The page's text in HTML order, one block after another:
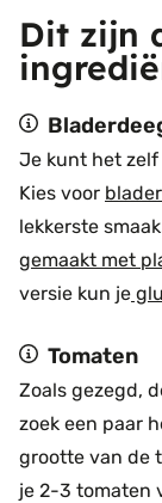
Dit zijn
Je kunt het zelf
Kies voor
lekkerste
gemaakt met
versie kun je
Tomaten
Zoals gezegd,
zoek een paar
grootte van de
je 2-3 tomaten